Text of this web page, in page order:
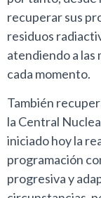
recuperar sus
residuos
atendiendo a las
cada momento.
También
la Central
iniciado hoy la
programación
progresiva y